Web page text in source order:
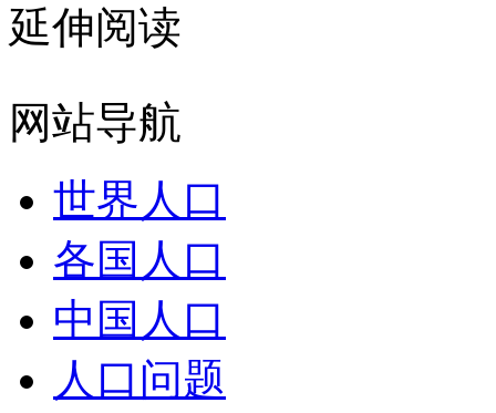
延伸阅读
网站导航
世界人口
各国人口
中国人口
人口问题